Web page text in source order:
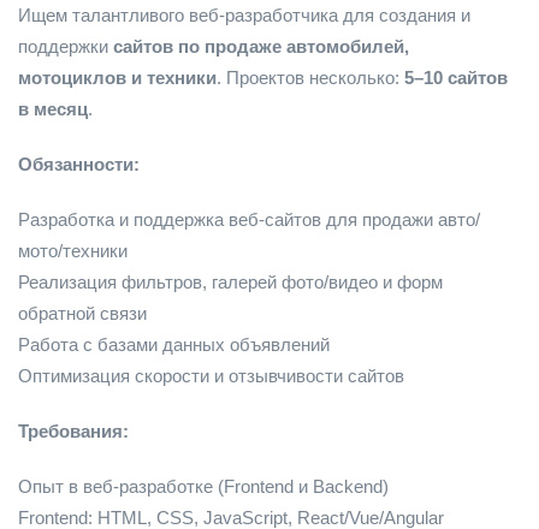
Ищем талантливого веб-разработчика для создания и
поддержки сайтов по продаже автомобилей,
мотоциклов и техники. Проектов несколько: 5–10 сайтов
в месяц.
Обязанности:
Разработка и поддержка веб-сайтов для продажи авто/
мото/техники
Реализация фильтров, галерей фото/видео и форм
обратной связи
Работа с базами данных объявлений
Оптимизация скорости и отзывчивости сайтов
Требования:
Опыт в веб-разработке (Frontend и Backend)
Frontend: HTML, CSS, JavaScript, React/Vue/Angular